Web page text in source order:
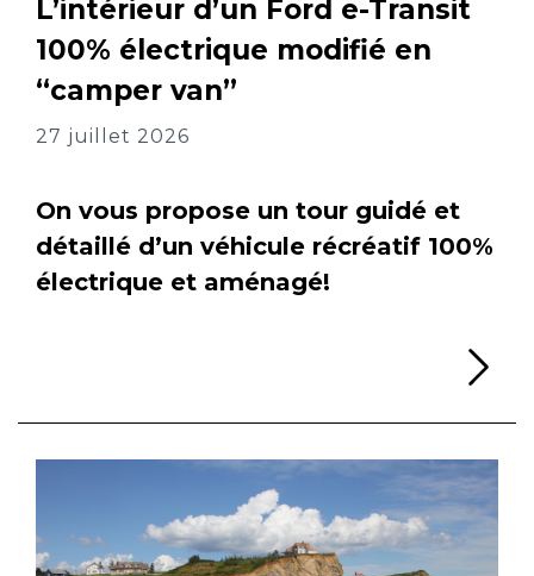
L’intérieur d’un Ford e-Transit
100% électrique modifié en
“camper van”
27 juillet 2026
On vous propose un tour guidé et
détaillé d’un véhicule récréatif 100%
électrique et aménagé!